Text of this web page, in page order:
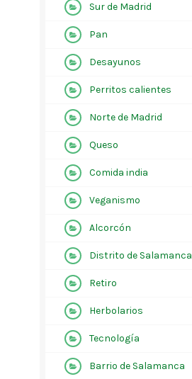
Sur de Madrid
Pan
Desayunos
Perritos calientes
Norte de Madrid
Queso
Comida india
Veganismo
Alcorcón
Distrito de Salamanca
Retiro
Herbolarios
Tecnología
Barrio de Salamanca